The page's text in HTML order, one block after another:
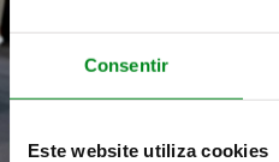
Consentir
Este website utiliza cookies